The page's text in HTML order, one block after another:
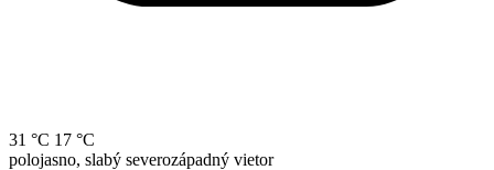
31 °C 17 °C
polojasno, slabý severozápadný vietor